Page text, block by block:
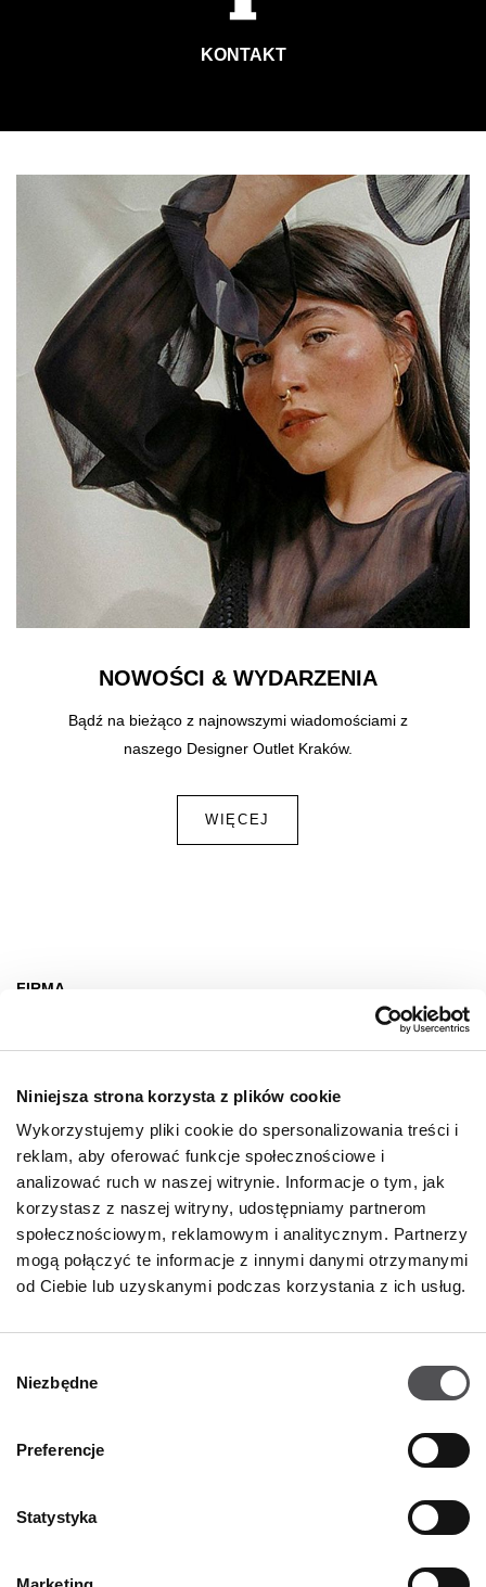
Niniejsza strona korzysta z plików cookie
Wykorzystujemy pliki cookie do spersonalizowania treści i
reklam, aby oferować funkcje społecznościowe i
analizować ruch w naszej witrynie. Informacje o tym, jak
korzystasz z naszej witryny, udostępniamy partnerom
społecznościowym, reklamowym i analitycznym. Partnerzy
mogą połączyć te informacje z innymi danymi otrzymanymi
od Ciebie lub uzyskanymi podczas korzystania z ich usług.
zgody
Niezbędne
Preferencje
Statystyka
KONTAKT
NOWOŚCI & WYDARZENIA
Bądź na bieżąco z najnowszymi wiadomościami z
naszego Designer Outlet Kraków.
WIĘCEJ
FIRMA
Wynajem
Kontakt
Oferty pracy
Polityka prywatności
GODZINY OTWARCIA
Informacje szczegółowe
Designer Outlet Kraków